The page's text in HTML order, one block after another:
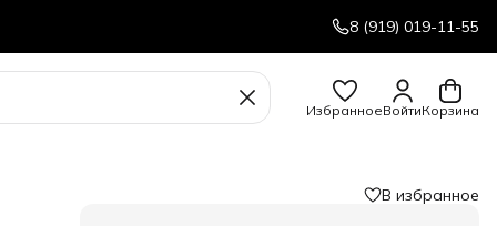
8 (919) 019-11-55
ИзбранноеВойтиКорзина
В избранное